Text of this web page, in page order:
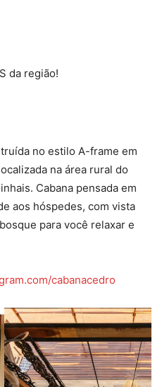
da região!
no estilo A-frame em
na área rural do
Cabana pensada em
aos hóspedes, com vista
para você relaxar e
cabanacedro